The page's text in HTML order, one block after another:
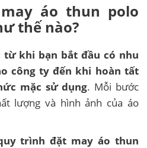
áo thun polo
thế nào?
từ khi bạn bắt đầu có nhu
công ty đến khi hoàn tất
mặc sử dụng. Mỗi bước
lượng và hình ảnh của áo
trình đặt may áo thun